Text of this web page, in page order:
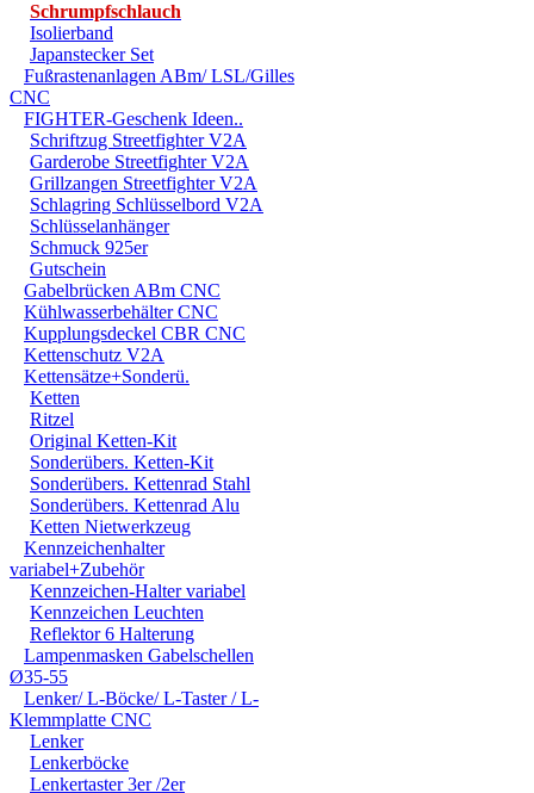
Schrumpfschlauch
Isolierband
Japanstecker Set
Fußrastenanlagen ABm/ LSL/Gilles
CNC
FIGHTER-Geschenk Ideen..
Schriftzug Streetfighter V2A
Garderobe Streetfighter V2A
Grillzangen Streetfighter V2A
Schlagring Schlüsselbord V2A
Schlüsselanhänger
Schmuck 925er
Gutschein
Gabelbrücken ABm CNC
Kühlwasserbehälter CNC
Kupplungsdeckel CBR CNC
Kettenschutz V2A
Kettensätze+Sonderü.
Ketten
Ritzel
Original Ketten-Kit
Sonderübers. Ketten-Kit
Sonderübers. Kettenrad Stahl
Sonderübers. Kettenrad Alu
Ketten Nietwerkzeug
Kennzeichenhalter
variabel+Zubehör
Kennzeichen-Halter variabel
Kennzeichen Leuchten
Reflektor 6 Halterung
Lampenmasken Gabelschellen
Ø35-55
Lenker/ L-Böcke/ L-Taster / L-
Klemmplatte CNC
Lenker
Lenkerböcke
Lenkertaster 3er /2er